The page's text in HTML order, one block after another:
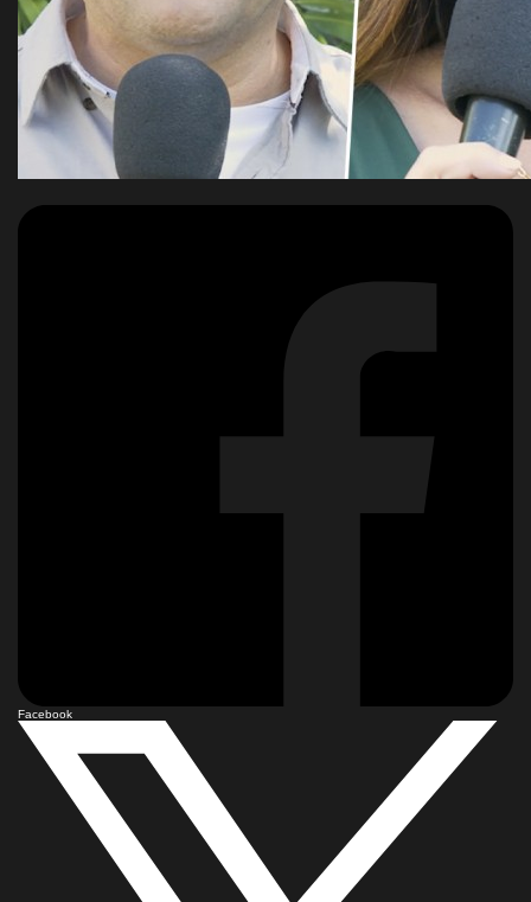
Facebook